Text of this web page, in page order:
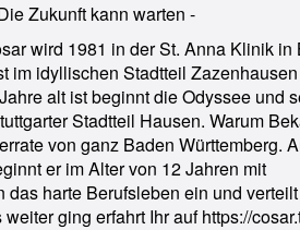
Zukunft kann warten -
wird 1981 in der St. Anna Klinik in
im idyllischen Stadtteil
alt ist beginnt die Odyssee und
Stadtteil Hausen. Warum
von ganz Baden Württemberg.
er im Alter von 12 Jahren mit
das harte Berufsleben ein und
ging erfahrt Ihr auf https://